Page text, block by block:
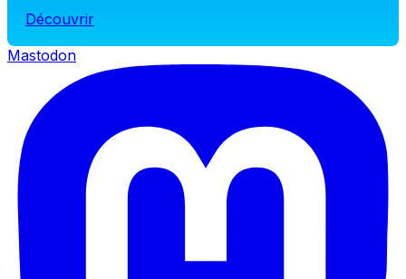
Découvrir
Mastodon